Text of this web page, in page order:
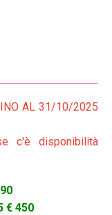
AL 31/10/2025
c'è disponibilità
€ 450